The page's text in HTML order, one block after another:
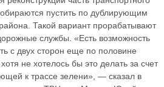
пустить по дублирующим
Такой вариант прорабатывают
службы. «Есть возможность
с двух сторон еще по половине
не хотелось бы это делать за счет
к трассе зелени», — сказал в